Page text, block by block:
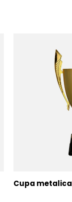
Cupa